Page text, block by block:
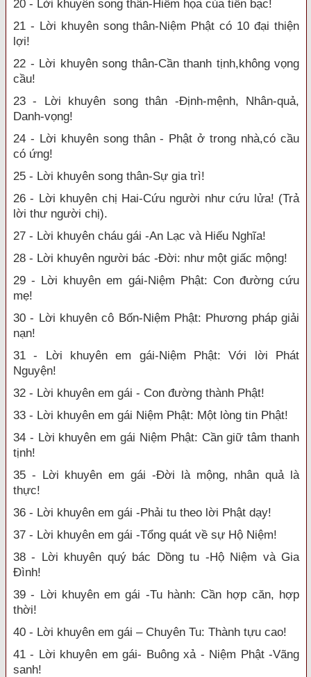
20 - Lời khuyên song thân-Hiểm họa của tiền bạc!
21 - Lời khuyên song thân-Niệm Phật có 10 đại thiện
lợi!
22 - Lời khuyên song thân-Cần thanh tịnh,không vọng
cầu!
23 - Lời khuyên song thân -Định-mệnh, Nhân-quả,
Danh-vọng!
24 - Lời khuyên song thân - Phật ở trong nhà,có cầu
có ứng!
25 - Lời khuyên song thân-Sự gia trì!
26 - Lời khuyên chị Hai-Cứu người như cứu lửa! (Trả
lời thư người chị).
27 - Lời khuyên cháu gái -An Lạc và Hiếu Nghĩa!
28 - Lời khuyên người bác -Đời: như một giấc mộng!
29 - Lời khuyên em gái-Niệm Phật: Con đường cứu
mẹ!
30 - Lời khuyên cô Bốn-Niệm Phật: Phương pháp giải
nạn!
31 - Lời khuyên em gái-Niệm Phật: Với lời Phát
Nguyện!
32 - Lời khuyên em gái - Con đường thành Phật!
33 - Lời khuyên em gái Niệm Phật: Một lòng tin Phật!
34 - Lời khuyên em gái Niệm Phật: Cần giữ tâm thanh
tịnh!
35 - Lời khuyên em gái -Đời là mộng, nhân quả là
thực!
36 - Lời khuyên em gái -Phải tu theo lời Phật dạy!
37 - Lời khuyên em gái -Tổng quát về sự Hộ Niệm!
38 - Lời khuyên quý bác Dồng tu -Hộ Niệm và Gia
Đình!
39 - Lời khuyên em gái -Tu hành: Cần hợp căn, hợp
thời!
40 - Lời khuyên em gái – Chuyên Tu: Thành tựu cao!
41 - Lời khuyên em gái- Buông xả - Niệm Phật -Vãng
sanh!